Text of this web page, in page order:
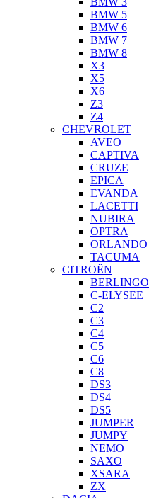
BMW 5
BMW 6
BMW 7
BMW 8
X3
X5
X6
Z3
Z4
CHEVROLET
AVEO
CAPTIVA
CRUZE
EPICA
EVANDA
LACETTI
NUBIRA
OPTRA
ORLANDO
TACUMA
CITROËN
BERLINGO
C-ELYSEE
C2
C3
C4
C5
C6
C8
DS3
DS4
DS5
JUMPER
JUMPY
NEMO
SAXO
XSARA
ZX